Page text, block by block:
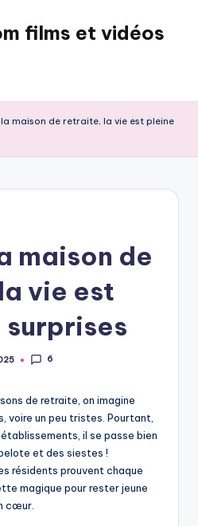
films et vidéos
la maison de retraite, la vie est pleine
maison de
vie est
6
de retraite, on imagine
voire un peu tristes. Pourtant,
il se passe bien
et des siestes !
résidents prouvent chaque
magique pour rester jeune
cœur.